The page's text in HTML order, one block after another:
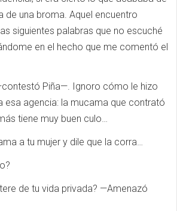
de una broma. Aquel encuentro
siguientes palabras que no escuché
en el hecho que me comentó el
Piña—. Ignoro cómo le hizo
esa agencia: la mucama que contrató
tiene muy buen culo…
a tu mujer y dile que la corra…
de tu vida privada? —Amenazó